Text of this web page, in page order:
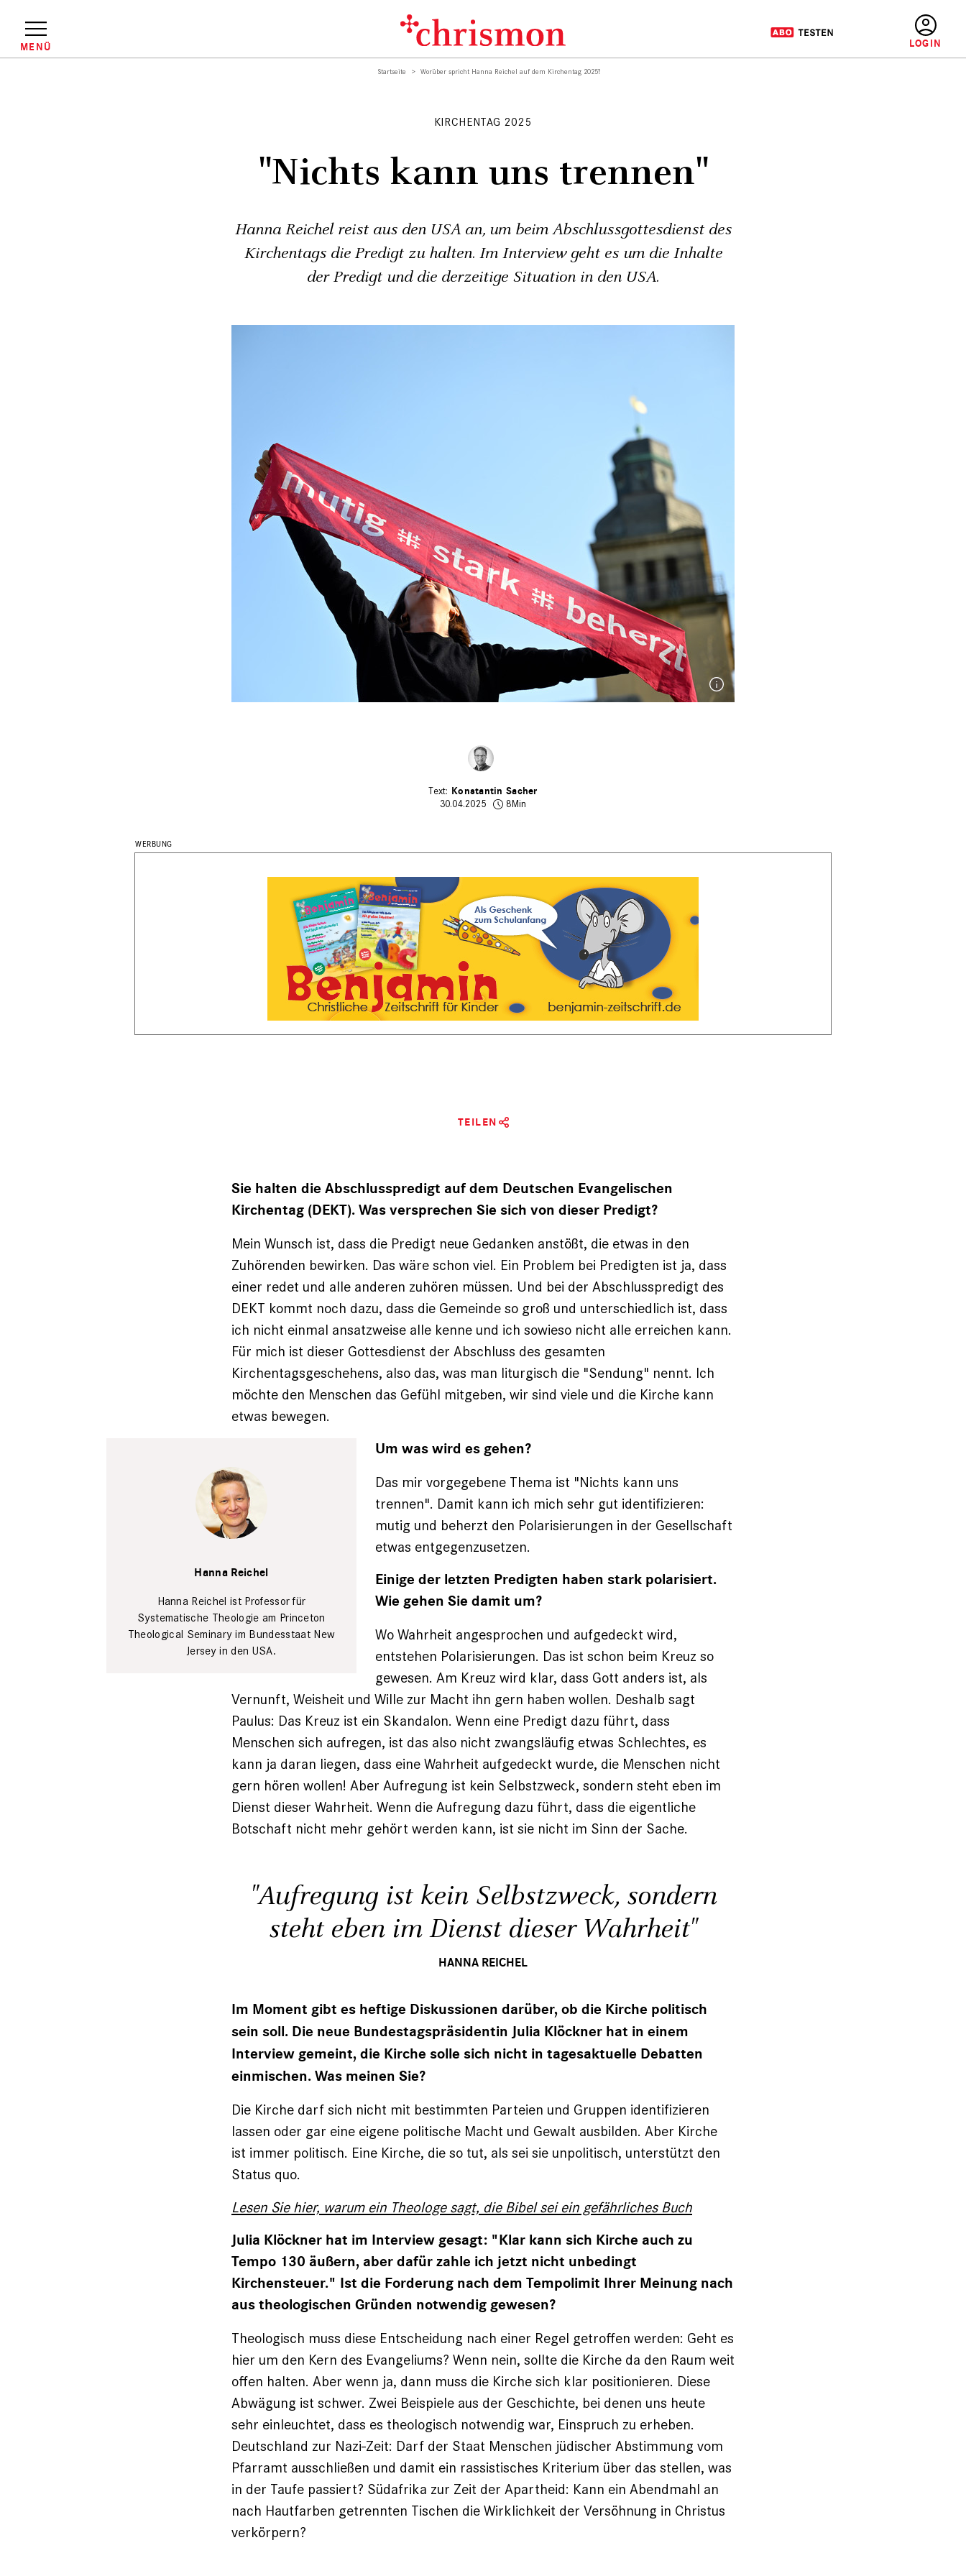
Inhalt
MENÜ
Startseite Worüber spricht Hanna Reichel auf dem Kirchentag 2025?
KIRCHENTAG 2025
"Nichts kann uns trennen"
Hanna Reichel reist aus den USA an, um beim Abschlussgottesdienst des
Kirchentags die Predigt zu halten. Im Interview geht es um die Inhalte
der Predigt und die derzeitige Situation in den USA.
Konstantin Sacher
30.04.2025
8Min
TEILEN
Sie halten die Abschlusspredigt auf dem Deutschen Evangelischen
Kirchentag (DEKT). Was versprechen Sie sich von dieser Predigt?
Mein Wunsch ist, dass die Predigt neue Gedanken anstößt, die etwas in den
Zuhörenden bewirken. Das wäre schon viel. Ein Problem bei Predigten ist ja, dass
einer redet und alle anderen zuhören müssen. Und bei der Abschlusspredigt des
DEKT kommt noch dazu, dass die Gemeinde so groß und unterschiedlich ist, dass
ich nicht einmal ansatzweise alle kenne und ich sowieso nicht alle erreichen kann.
Für mich ist dieser Gottesdienst der Abschluss des gesamten
Kirchentagsgeschehens, also das, was man liturgisch die "Sendung" nennt. Ich
möchte den Menschen das Gefühl mitgeben, wir sind viele und die Kirche kann
etwas bewegen.
Birch
Hanna Reichel
Hanna Reichel ist Professor für
Systematische Theologie am Princeton
Theological Seminary im Bundesstaat New
Jersey in den USA.
Um was wird es gehen?
Das mir vorgegebene Thema ist "Nichts kann uns
trennen". Damit kann ich mich sehr gut identifizieren:
mutig und beherzt den Polarisierungen in der Gesellschaft
etwas entgegenzusetzen.
Einige der letzten Predigten haben stark polarisiert.
Wie gehen Sie damit um?
Wo Wahrheit angesprochen und aufgedeckt wird,
entstehen Polarisierungen. Das ist schon beim Kreuz so
gewesen. Am Kreuz wird klar, dass Gott anders ist, als
Vernunft, Weisheit und Wille zur Macht ihn gern haben wollen. Deshalb sagt
Paulus: Das Kreuz ist ein Skandalon. Wenn eine Predigt dazu führt, dass
Menschen sich aufregen, ist das also nicht zwangsläufig etwas Schlechtes, es
kann ja daran liegen, dass eine Wahrheit aufgedeckt wurde, die Menschen nicht
gern hören wollen! Aber Aufregung ist kein Selbstzweck, sondern steht eben im
Dienst dieser Wahrheit. Wenn die Aufregung dazu führt, dass die eigentliche
Botschaft nicht mehr gehört werden kann, ist sie nicht im Sinn der Sache.
"Aufregung ist kein Selbstzweck, sondern
steht eben im Dienst dieser Wahrheit"
HANNA REICHEL
Im Moment gibt es heftige Diskussionen darüber, ob die Kirche politisch
sein soll. Die neue Bundestagspräsidentin Julia Klöckner hat in einem
Interview gemeint, die Kirche solle sich nicht in tagesaktuelle Debatten
einmischen. Was meinen Sie?
Die Kirche darf sich nicht mit bestimmten Parteien und Gruppen identifizieren
lassen oder gar eine eigene politische Macht und Gewalt ausbilden. Aber Kirche
ist immer politisch. Eine Kirche, die so tut, als sei sie unpolitisch, unterstützt den
Status quo.
Lesen Sie hier, warum ein Theologe sagt, die Bibel sei ein gefährliches Buch
Julia Klöckner hat im Interview gesagt: "Klar kann sich Kirche auch zu
Tempo 130 äußern, aber dafür zahle ich jetzt nicht unbedingt
Kirchensteuer." Ist die Forderung nach dem Tempolimit Ihrer Meinung nach
aus theologischen Gründen notwendig gewesen?
Theologisch muss diese Entscheidung nach einer Regel getroffen werden: Geht es
hier um den Kern des Evangeliums? Wenn nein, sollte die Kirche da den Raum weit
offen halten. Aber wenn ja, dann muss die Kirche sich klar positionieren. Diese
Abwägung ist schwer. Zwei Beispiele aus der Geschichte, bei denen uns heute
sehr einleuchtet, dass es theologisch notwendig war, Einspruch zu erheben.
Deutschland zur Nazi-Zeit: Darf der Staat Menschen jüdischer Abstimmung vom
Pfarramt ausschließen und damit ein rassistisches Kriterium über das stellen, was
in der Taufe passiert? Südafrika zur Zeit der Apartheid: Kann ein Abendmahl an
nach Hautfarben getrennten Tischen die Wirklichkeit der Versöhnung in Christus
verkörpern?